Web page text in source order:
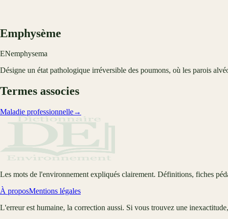
Emphysème
ENemphysema
Désigne un état pathologique irréversible des poumons, où les parois
Termes associes
Maladie professionnelle→
Les mots de l'environnement expliqués clairement. Définitions, fiches
À proposMentions légales
L'erreur est humaine, la correction aussi. Si vous trouvez une